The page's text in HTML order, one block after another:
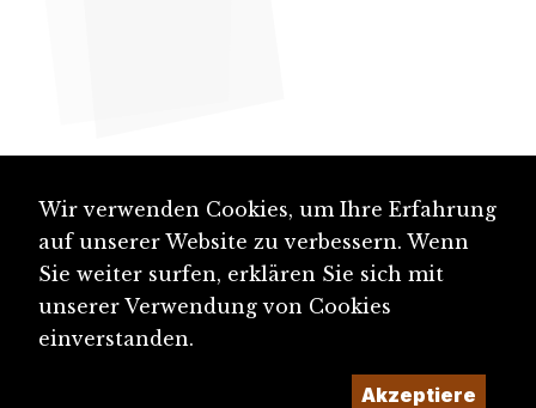
Wir verwenden Cookies, um Ihre Erfahrung
auf unserer Website zu verbessern. Wenn
Sie weiter surfen, erklären Sie sich mit
unserer Verwendung von Cookies
einverstanden.
Akzeptiere